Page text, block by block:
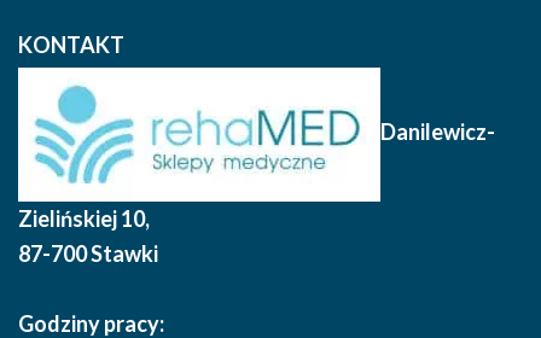
KONTAKT
Danilewicz-
Zielińskiej 10,
87-700 Stawki
Godziny pracy: